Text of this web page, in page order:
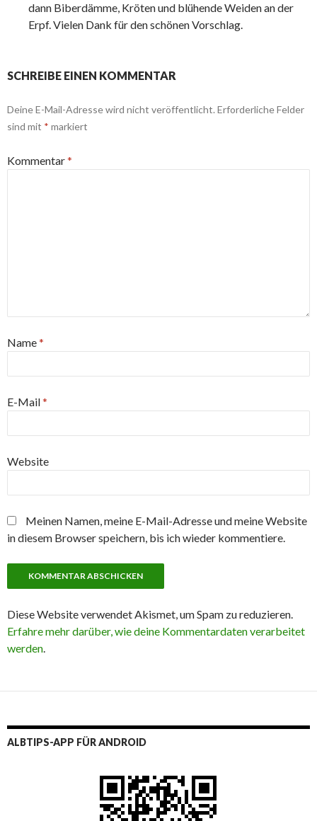
dann Biberdämme, Kröten und blühende Weiden an der
Erpf. Vielen Dank für den schönen Vorschlag.
SCHREIBE EINEN KOMMENTAR
Deine E-Mail-Adresse wird nicht veröffentlicht. Erforderliche Felder
sind mit * markiert
Kommentar*
Name*
E-Mail*
Website
Meinen Namen, meine E-Mail-Adresse und meine Website
in diesem Browser speichern, bis ich wieder kommentiere.
Diese Website verwendet Akismet, um Spam zu reduzieren.
Erfahre mehr darüber, wie deine Kommentardaten verarbeitet
werden.
ALBTIPS-APP FÜR ANDROID